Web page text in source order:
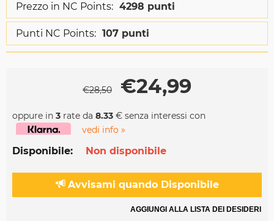
Prezzo in NC Points: 4298 punti
Punti NC Points: 107 punti
€28,50 €24,99
oppure in 3 rate da 8.33 € senza interessi con
vedi info »
Disponibile: Non disponibile
Avvisami quando Disponibile
AGGIUNGI ALLA LISTA DEI DESIDERI